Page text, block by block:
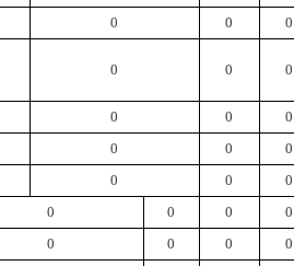
0 0 0
0 0 0
0 0 0
0 0 0
0 0 0
0 0 0 0
0 0 0 0